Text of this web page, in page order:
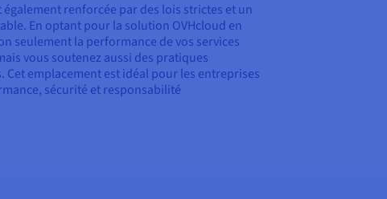
renforcée par des lois strictes et un
En optant pour la solution OVHcloud en
seulement la performance de vos services
vous soutenez aussi des pratiques
Cet emplacement est idéal pour les entreprises
sécurité et responsabilité